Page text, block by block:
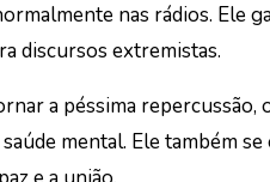
nas rádios. Ele
discursos extremistas.
a péssima
mental. Ele também